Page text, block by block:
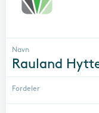
Navn
Rauland
Fordeler